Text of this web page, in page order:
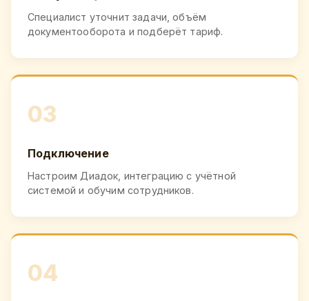
Специалист уточнит задачи, объём
документооборота и подберёт тариф.
03
Подключение
Настроим Диадок, интеграцию с учётной
системой и обучим сотрудников.
04